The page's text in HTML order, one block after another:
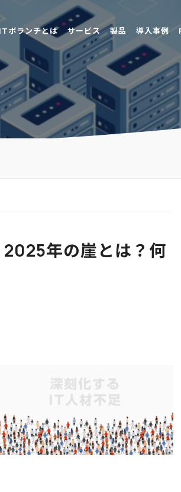
ITボランチとは サービス 製品 導入事例
年の崖とは？何